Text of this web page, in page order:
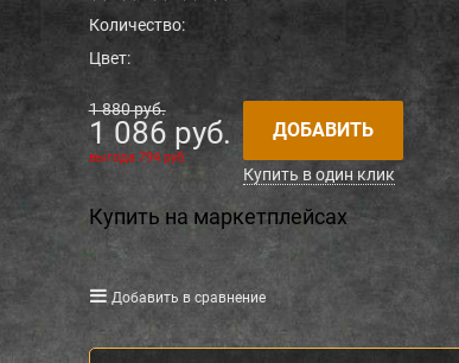
Количество:
Цвет:
1 880 руб.
1 086 руб.
выгода 794 руб.
ДОБАВИТЬ
Купить в один клик
Купить на маркетплейсах
Добавить в сравнение